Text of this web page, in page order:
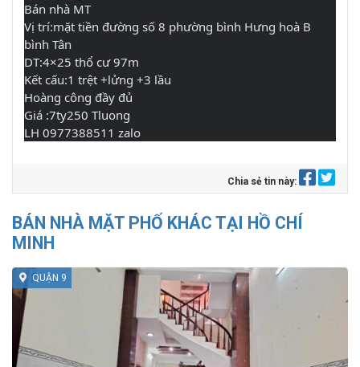
Bán nhà MT
Vị trí:mặt tiền đường số 8 phường bình Hưng hoà B
bình Tân
DT:4×25 thổ cư 97m
Kết cấu:1 trệt +lửng +3 lầu
Hoàng công đầy đủ
Giá :7ty250 Tluong
LH 0977388511 zalo
Chia sẻ tin này:
BÁN NHÀ MẶT PHỐ KHÁC TẠI HỒ CHÍ
MINH
QUẬN 9